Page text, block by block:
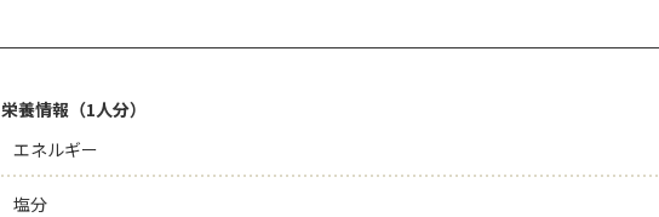
栄養情報（1人分）
エネルギー
塩分